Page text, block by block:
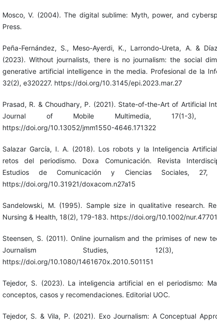
Mosco, V. (2004). The digital sublime: Myth, power, and
Press.
Peña-Fernández, S., Meso-Ayerdi, K., Larrondo-Ureta, A. &
(2023). Without journalists, there is no journalism: the social
generative artificial intelligence in the media. Profesional de la
32(2), e320227. https://doi.org/10.3145/epi.2023.mar.27
Prasad, R. & Choudhary, P. (2021). State-of-the-Art of Artificial
Journal of Mobile Multimedia, 17(1-3),
https://doi.org/10.13052/jmm1550-4646.171322
Salazar García, I. A. (2018). Los robots y la Inteligencia
retos del periodismo. Doxa Comunicación. Revista
Estudios de Comunicación y Ciencias Sociales, 27,
https://doi.org/10.31921/doxacom.n27a15
Sandelowski, M. (1995). Sample size in qualitative research.
Nursing & Health, 18(2), 179-183. https://doi.org/10.1002/
Steensen, S. (2011). Online journalism and the primises of new
Journalism Studies, 12(3),
https://doi.org/10.1080/1461670x.2010.501151
Tejedor, S. (2023). La inteligencia artificial en el periodismo:
conceptos, casos y recomendaciones. Editorial UOC.
Tejedor, S. & Vila, P. (2021). Exo Journalism: A Conceptual